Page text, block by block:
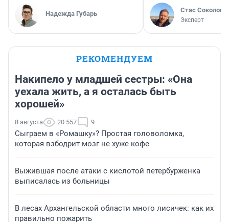
Надежда Губарь Стас Соколов
Эксперт
РЕКОМЕНДУЕМ
Накипело у младшей сестры: «Она
уехала жить, а я осталась быть
хорошей»
8 августа 20 557 9
Сыграем в «Ромашку»? Простая головоломка,
которая взбодрит мозг не хуже кофе
Выжившая после атаки с кислотой петербурженка
выписалась из больницы
В лесах Архангельской области много лисичек: как их
правильно пожарить